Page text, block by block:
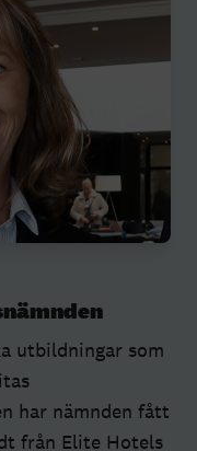
utbildningar som
har nämnden fått
från Elite Hotels